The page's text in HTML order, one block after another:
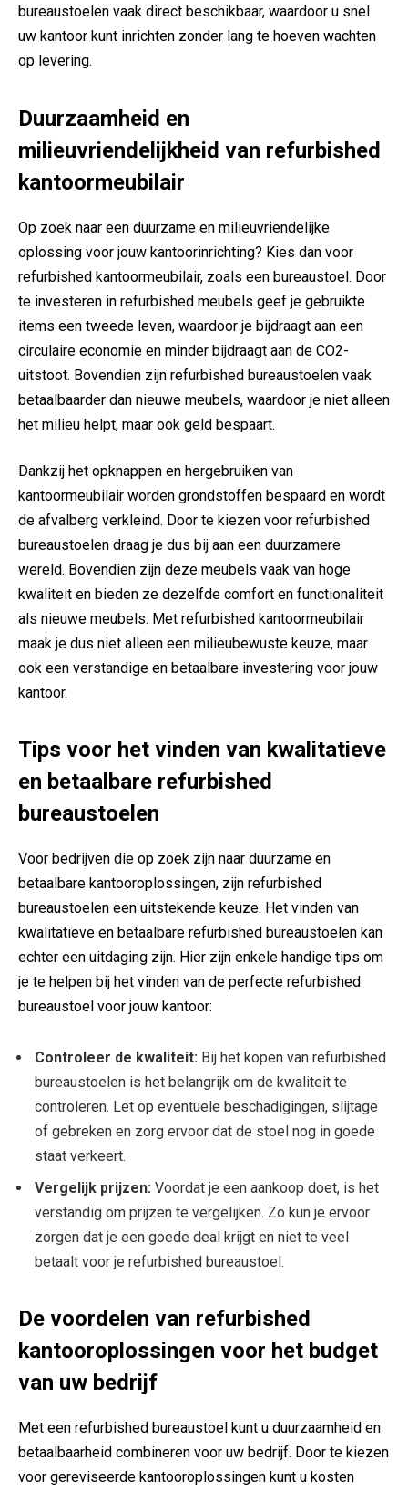
bureaustoelen vaak direct beschikbaar, waardoor u snel
uw kantoor kunt inrichten zonder lang te hoeven wachten
op levering.
Duurzaamheid en
milieuvriendelijkheid van refurbished
kantoormeubilair
Op zoek naar een duurzame en milieuvriendelijke
oplossing voor jouw kantoorinrichting? Kies dan voor
refurbished kantoormeubilair, zoals een bureaustoel. Door
te investeren in refurbished meubels geef je gebruikte
items een tweede leven, waardoor je bijdraagt aan een
circulaire economie en minder bijdraagt aan de CO2-
uitstoot. Bovendien zijn refurbished bureaustoelen vaak
betaalbaarder dan nieuwe meubels, waardoor je niet alleen
het milieu helpt, maar ook geld bespaart.
Dankzij het opknappen en hergebruiken van
kantoormeubilair worden grondstoffen bespaard en wordt
de afvalberg verkleind. Door te kiezen voor refurbished
bureaustoelen draag je dus bij aan een duurzamere
wereld. Bovendien zijn deze meubels vaak van hoge
kwaliteit en bieden ze dezelfde comfort en functionaliteit
als nieuwe meubels. Met refurbished kantoormeubilair
maak je dus niet alleen een milieubewuste keuze, maar
ook een verstandige en betaalbare investering voor jouw
kantoor.
Tips voor het vinden van kwalitatieve
en betaalbare refurbished
bureaustoelen
Voor bedrijven die op zoek zijn naar duurzame en
betaalbare kantooroplossingen, zijn refurbished
bureaustoelen een uitstekende keuze. Het vinden van
kwalitatieve en betaalbare refurbished bureaustoelen kan
echter een uitdaging zijn. Hier zijn enkele handige tips om
je te helpen bij het vinden van de perfecte refurbished
bureaustoel voor jouw kantoor:
Controleer de kwaliteit: Bij het kopen van refurbished
bureaustoelen is het belangrijk om de kwaliteit te
controleren. Let op eventuele beschadigingen, slijtage
of gebreken en zorg ervoor dat de stoel nog in goede
staat verkeert.
Vergelijk prijzen: Voordat je een aankoop doet, is het
verstandig om prijzen te vergelijken. Zo kun je ervoor
zorgen dat je een goede deal krijgt en niet te veel
betaalt voor je refurbished bureaustoel.
De voordelen van refurbished
kantooroplossingen voor het budget
van uw bedrijf
Met een refurbished bureaustoel kunt u duurzaamheid en
betaalbaarheid combineren voor uw bedrijf. Door te kiezen
voor gereviseerde kantooroplossingen kunt u kosten